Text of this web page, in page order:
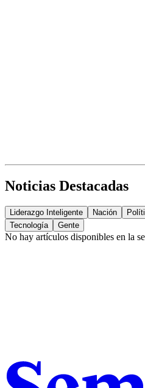
Noticias Destacadas
Liderazgo Inteligente Nación
Tecnología
Gente
No hay artículos disponibles en la